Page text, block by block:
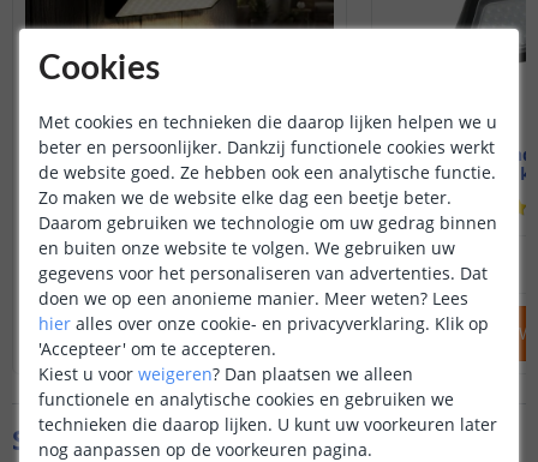
Solar wandlamp Motion IV
Warm wit licht
(134 reviews )
54,95
IN WINKELWAGEN
Solar
Warm en
OP VOORRAAD
IN
Specificaties
Cookies
Met cookies en technieken die daarop lijken helpen we u
beter en persoonlijker. Dankzij functionele cookies werkt
de website goed. Ze hebben ook een analytische functie.
Zo maken we de website elke dag een beetje beter.
Daarom gebruiken we technologie om uw gedrag binnen
en buiten onze website te volgen. We gebruiken uw
gegevens voor het personaliseren van advertenties. Dat
doen we op een anonieme manier. Meer weten? Lees
hier alles over onze cookie- en privacyverklaring. Klik op
'Accepteer' om te accepteren.
Kiest u voor weigeren? Dan plaatsen we alleen
functionele en analytische cookies en gebruiken we
technieken die daarop lijken. U kunt uw voorkeuren later
nog aanpassen op de voorkeuren pagina.